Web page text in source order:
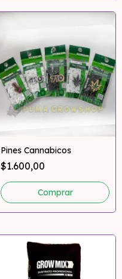
Pines Cannabicos
$1.600,00
Comprar